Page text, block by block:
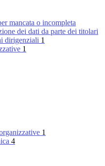
mancata o incompleta
dei dati da parte dei titolari
dirigenziali 1
1
1
4